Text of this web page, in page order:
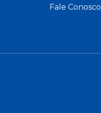
Fale Conosco